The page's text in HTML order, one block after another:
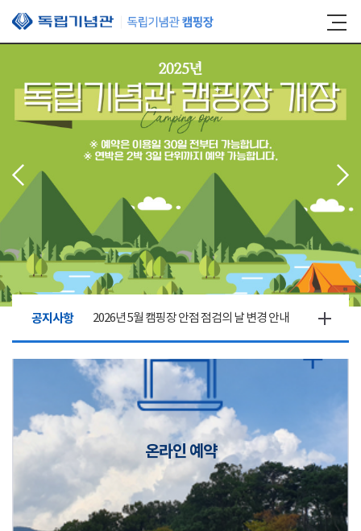
본문 바로가기
공지사항 2026년 5월 캠핑장 안점 점검의 날 변경 안내
캠핑장(9월1일~6일) 미운영 공지
2026년 5월 캠핑장 안점 점검의 날 변경 안내
캠핑장(9월1일~6일) 미운영 공지
온라인 예약